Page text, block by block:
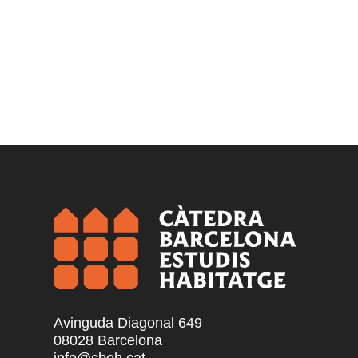
Avinguda Diagonal 649
08028 Barcelona